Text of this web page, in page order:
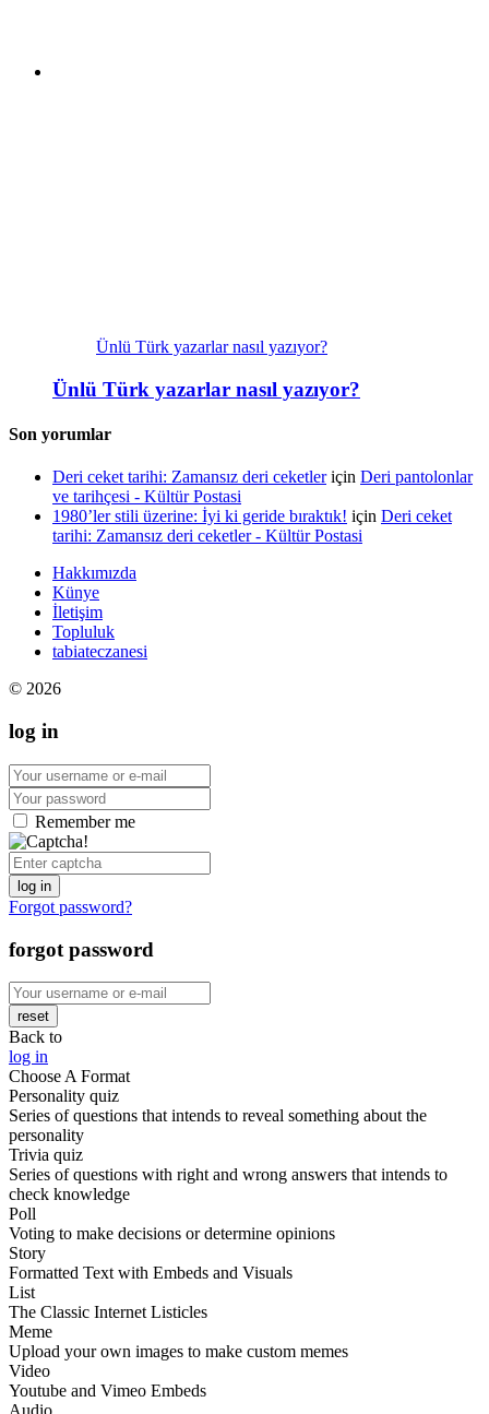
Ünlü Türk yazarlar nasıl yazıyor?
Ünlü Türk yazarlar nasıl yazıyor?
Son yorumlar
Deri ceket tarihi: Zamansız deri ceketleriçin Deri pantolonlar
ve tarihçesi - Kültür Postasi
1980’ler stili üzerine: İyi ki geride bıraktık! için Deri ceket
tarihi: Zamansız deri ceketler - Kültür Postasi
Hakkımızda
Künye
İletişim
Topluluk
tabiateczanesi
© 2026
log in
Remember me
log in
Forgot password?
forgot password
reset
Back to
log in
Choose A Format
Personality quiz
Series of questions that intends to reveal something about the
personality
Trivia quiz
Series of questions with right and wrong answers that intends to
check knowledge
Poll
Voting to make decisions or determine opinions
Story
Formatted Text with Embeds and Visuals
List
The Classic Internet Listicles
Meme
Upload your own images to make custom memes
Video
Youtube and Vimeo Embeds